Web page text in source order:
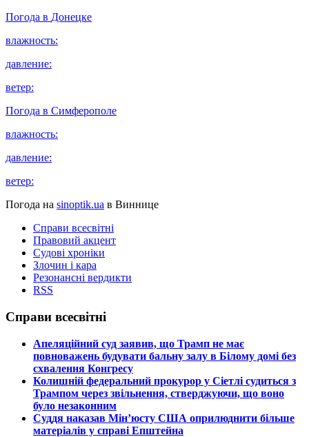
Погода в Донецке
влажность:
давление:
ветер:
Погода в Симферополе
влажность:
давление:
ветер:
Погода на sinoptik.ua в Виннице
Справи всесвітні
Правовий акцент
Судові хроніки
Злочин і кара
Резонансні вердикти
RSS
Справи всесвітні
​Апеляційний суд заявив, що Трамп не має
повноважень будувати бальну залу в Білому домі без
схвалення Конгресу
​Колишній федеральний прокурор у Сіетлі судиться з
Трампом через звільнення, стверджуючи, що воно
було незаконним
​Суддя наказав Мін’юсту США оприлюднити більше
матеріалів у справі Епштейна